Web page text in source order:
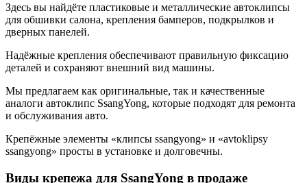
Здесь вы найдёте пластиковые и металлические автоклипсы
для обшивки салона, крепления бамперов, подкрылков и
дверных панелей.
Надёжные крепления обеспечивают правильную фиксацию
деталей и сохраняют внешний вид машины.
Мы предлагаем как оригинальные, так и качественные
аналоги автоклипс SsangYong, которые подходят для ремонта
и обслуживания авто.
Крепёжные элементы «клипсы ssangyong» и «avtoklipsy
ssangyong» просты в установке и долговечны.
Виды крепежа для SsangYong в продаже